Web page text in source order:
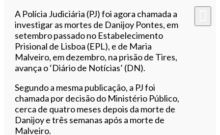
Ouvir este artigo
A Polícia Judiciária (PJ) foi agora chamada a
investigar as mortes de Danijoy Pontes, em
setembro passado no Estabelecimento
Prisional de Lisboa (EPL), e de Maria
Malveiro, em dezembro, na prisão de Tires,
avança o ‘Diário de Notícias’ (DN).
Segundo a mesma publicação, a PJ foi
chamada por decisão do Ministério Público,
cerca de quatro meses depois da morte de
Danijoy e três semanas após a morte de
Malveiro.